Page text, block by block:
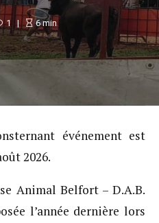
1 6min
événement est
2026.
Animal Belfort – D.A.B.
l’année dernière lors